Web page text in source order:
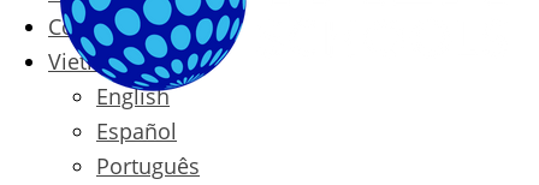
Contact
Vietnamese
English
Español
Português